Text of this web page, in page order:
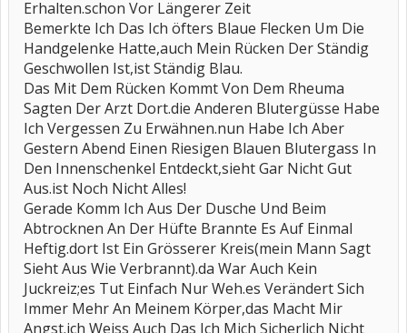
Erhalten.schon Vor Längerer Zeit
Bemerkte Ich Das Ich öfters Blaue Flecken Um Die
Handgelenke Hatte,auch Mein Rücken Der Ständig
Geschwollen Ist,ist Ständig Blau.
Das Mit Dem Rücken Kommt Von Dem Rheuma
Sagten Der Arzt Dort.die Anderen Blutergüsse Habe
Ich Vergessen Zu Erwähnen.nun Habe Ich Aber
Gestern Abend Einen Riesigen Blauen Blutergass In
Den Innenschenkel Entdeckt,sieht Gar Nicht Gut
Aus.ist Noch Nicht Alles!
Gerade Komm Ich Aus Der Dusche Und Beim
Abtrocknen An Der Hüfte Brannte Es Auf Einmal
Heftig.dort Ist Ein Grösserer Kreis(mein Mann Sagt
Sieht Aus Wie Verbrannt).da War Auch Kein
Juckreiz;es Tut Einfach Nur Weh.es Verändert Sich
Immer Mehr An Meinem Körper,das Macht Mir
Angst.ich Weiss Auch Das Ich Mich Sicherlich Nicht